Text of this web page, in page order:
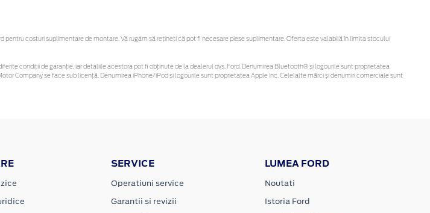
pentru costuri suplimentare de montare. Vă rugăm să rețineți că pot fi necesare piese suplimentare. Oferta este valabilă în limita stocului
condiții de garanție, iar detaliile acestora pot fi obținute de la dealerul dvs. Ford. Denumirea Bluetooth® și logourile sunt proprietatea
Company se face sub licență. Denumirea iPhone/iPod și logourile sunt proprietatea Apple Inc. Celelalte mărci și denumiri comerciale sunt
SERVICE
Operatiuni service
Garantii si revizii
LUMEA FORD
Noutati
Istoria Ford